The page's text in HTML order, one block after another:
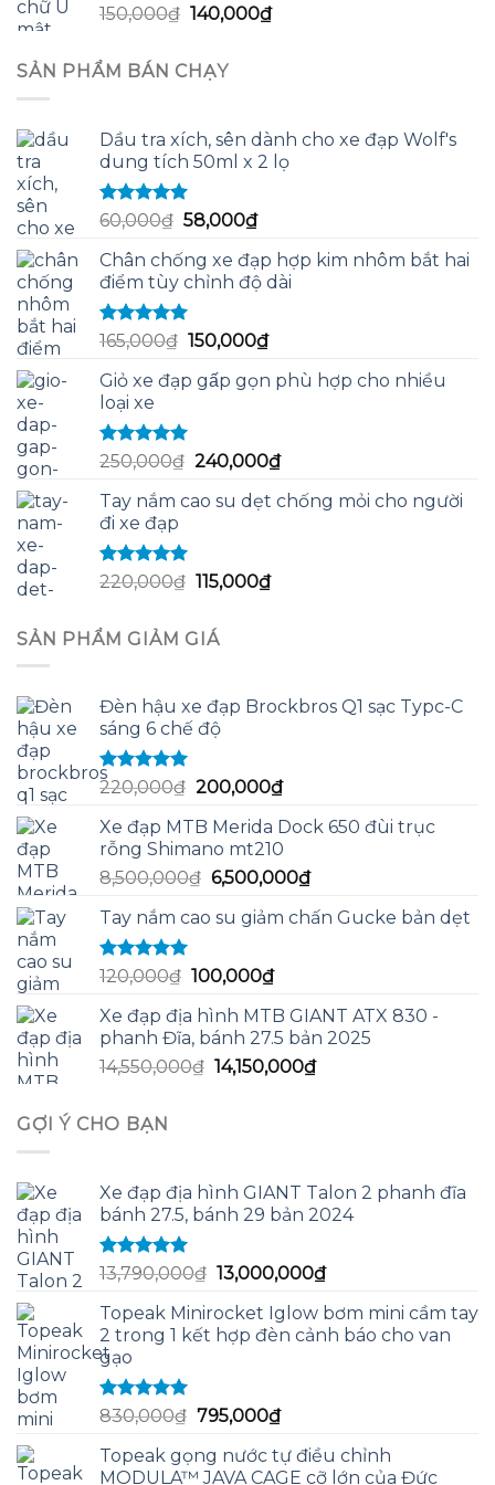
125,000₫.
150,000₫ Giá
là:
150,000₫.
140,000₫Giá
SẢN PHẨM BÁN CHẠY
Dầu tra xích, sên dành cho xe đạp Wolf's
dung tích 50ml x 2 lọ
Được xếp
hạng
sao
60,000₫ Giá
là:
60,000₫.
58,000₫Giá
tại
là:
Chân chống xe đạp hợp kim nhôm bắt hai
điểm tùy chỉnh độ dài
Được xếp
hạng
sao
165,000₫ Giá
là:
150,000₫Giá
tại
Giỏ xe đạp gấp gọn phù hợp cho nhiều
loại xe
Được xếp
hạng
sao
250,000₫ Giá
là:
240,000₫Giá
tại
Tay nắm cao su dẹt chống mỏi cho người
đi xe đạp
Được xếp
hạng
220,000₫ Giá
là:
220,000₫.
115,000₫Giá
SẢN PHẨM GIẢM GIÁ
Đèn hậu xe đạp Brockbros Q1 sạc Typc-C
sáng 6 chế độ
Được xếp
hạng
sao
220,000₫ Giá
là:
220,000₫.
200,000₫Giá
tại
là:
200,000₫.
Xe đạp MTB Merida Dock 650 đùi trục
rỗng Shimano mt210
8,500,000₫ Giá
là:
6,500,000₫Giá
tại
Tay nắm cao su giảm chấn Gucke bản dẹt
Được xếp
hạng
sao
120,000₫ Giá
là:
120,000₫.
100,000₫Giá
tại
là:
100,000₫.
Xe đạp địa hình MTB GIANT ATX 830 -
phanh Đĩa, bánh 27.5 bản 2025
14,550,000₫ Giá
14,150,000₫Giá
GỢI Ý CHO BẠN
Xe đạp địa hình GIANT Talon 2 phanh đĩa
bánh 27.5, bánh 29 bản 2024
Được xếp
hạng
5.00
sao
13,790,000₫ Giá
là:
13,790,000₫.
13,000,000₫Giá
tại
là:
Topeak Minirocket Iglow bơm mini cầm tay
2 trong 1 kết hợp đèn cảnh báo cho van
gạo
Được xếp
hạng
sao
830,000₫ Giá
là:
795,000₫Giá
tại
Topeak gọng nước tự điều chỉnh
MODULA™ JAVA CAGE cỡ lớn của Đức